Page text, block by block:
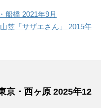
船橋 2021年9月
笠「サザエさん」 2015年
京・西ヶ原 2025年12